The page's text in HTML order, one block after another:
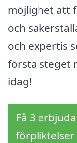
möjlighet att
och
och expertis
första steget
idag!
Få 3
förpliktelser